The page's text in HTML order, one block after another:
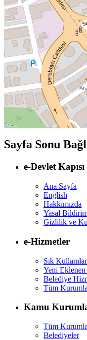
Sayfa Sonu
e-Devlet Kapısı
Ana Sayfa
English
Hakkımızda
Yasal
Gizlilik ve
e-Hizmetler
Sık
Yeni
Belediye
Tüm
Kamu
Tüm
Belediyeler